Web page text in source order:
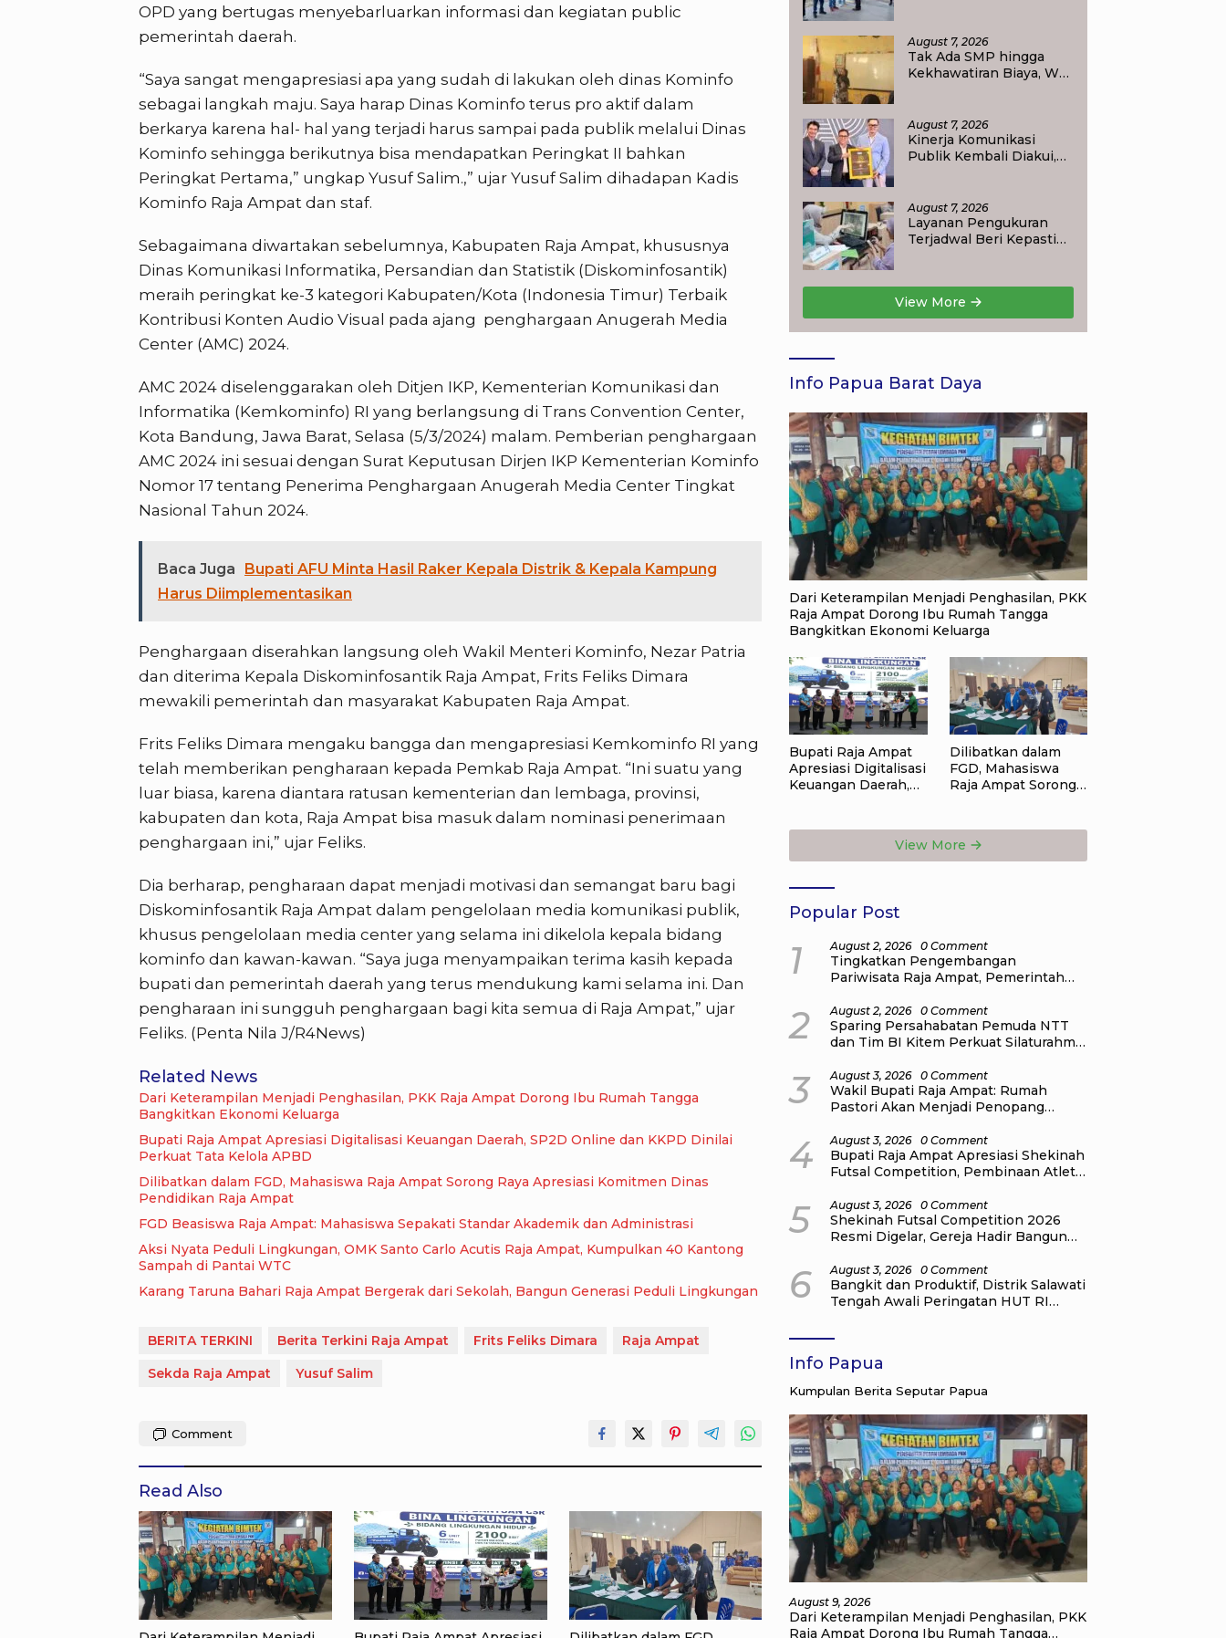
OPD yang bertugas menyebarluarkan informasi dan kegiatan public
pemerintah daerah.
“Saya sangat mengapresiasi apa yang sudah di lakukan oleh dinas Kominfo
sebagai langkah maju. Saya harap Dinas Kominfo terus pro aktif dalam
berkarya karena hal- hal yang terjadi harus sampai pada publik melalui Dinas
Kominfo sehingga berikutnya bisa mendapatkan Peringkat II bahkan
Peringkat Pertama,” ungkap Yusuf Salim.,” ujar Yusuf Salim dihadapan Kadis
Kominfo Raja Ampat dan staf.
Sebagaimana diwartakan sebelumnya, Kabupaten Raja Ampat, khususnya
Dinas Komunikasi Informatika, Persandian dan Statistik (Diskominfosantik)
meraih peringkat ke-3 kategori Kabupaten/Kota (Indonesia Timur) Terbaik
Kontribusi Konten Audio Visual pada ajang penghargaan Anugerah Media
Center (AMC) 2024.
AMC 2024 diselenggarakan oleh Ditjen IKP, Kementerian Komunikasi dan
Informatika (Kemkominfo) RI yang berlangsung di Trans Convention Center,
Kota Bandung, Jawa Barat, Selasa (5/3/2024) malam. Pemberian penghargaan
AMC 2024 ini sesuai dengan Surat Keputusan Dirjen IKP Kementerian Kominfo
Nomor 17 tentang Penerima Penghargaan Anugerah Media Center Tingkat
Nasional Tahun 2024.
Baca Juga
Bupati AFU Minta Hasil Raker Kepala Distrik & Kepala Kampung
Harus Diimplementasikan
Penghargaan diserahkan langsung oleh Wakil Menteri Kominfo, Nezar Patria
dan diterima Kepala Diskominfosantik Raja Ampat, Frits Feliks Dimara
mewakili pemerintah dan masyarakat Kabupaten Raja Ampat.
Frits Feliks Dimara mengaku bangga dan mengapresiasi Kemkominfo RI yang
telah memberikan pengharaan kepada Pemkab Raja Ampat. “Ini suatu yang
luar biasa, karena diantara ratusan kementerian dan lembaga, provinsi,
kabupaten dan kota, Raja Ampat bisa masuk dalam nominasi penerimaan
penghargaan ini,” ujar Feliks.
Dia berharap, pengharaan dapat menjadi motivasi dan semangat baru bagi
Diskominfosantik Raja Ampat dalam pengelolaan media komunikasi publik,
khusus pengelolaan media center yang selama ini dikelola kepala bidang
kominfo dan kawan-kawan. “Saya juga menyampaikan terima kasih kepada
bupati dan pemerintah daerah yang terus mendukung kami selama ini. Dan
pengharaan ini sungguh penghargaan bagi kita semua di Raja Ampat,” ujar
Feliks. (Penta Nila J/R4News)
Related News
Dari Keterampilan Menjadi Penghasilan, PKK Raja Ampat Dorong Ibu Rumah Tangga
Bangkitkan Ekonomi Keluarga
Bupati Raja Ampat Apresiasi Digitalisasi Keuangan Daerah, SP2D Online dan KKPD Dinilai
Perkuat Tata Kelola APBD
Dilibatkan dalam FGD, Mahasiswa Raja Ampat Sorong Raya Apresiasi Komitmen Dinas
Pendidikan Raja Ampat
FGD Beasiswa Raja Ampat: Mahasiswa Sepakati Standar Akademik dan Administrasi
Aksi Nyata Peduli Lingkungan, OMK Santo Carlo Acutis Raja Ampat, Kumpulkan 40 Kantong
Sampah di Pantai WTC
Karang Taruna Bahari Raja Ampat Bergerak dari Sekolah, Bangun Generasi Peduli Lingkungan
BERITA TERKINI Berita Terkini Raja Ampat Frits Feliks Dimara
Raja Ampat
Sekda Raja Ampat
Yusuf Salim
Comment
Read Also
August 7, 2026
Tak Ada SMP hingga
Kekhawatiran Biaya, Wali
pada Pendidikan Anak
August 7, 2026
Kinerja Komunikasi
Publik Kembali Diakui,
Government Institutions
Award 2026
August 7, 2026
Layanan Pengukuran
Terjadwal Beri Kepastian
Ukur Tanah
View More
Info Papua Barat Daya
Dari Keterampilan Menjadi Penghasilan, PKK
Raja Ampat Dorong Ibu Rumah Tangga
Bangkitkan Ekonomi Keluarga
Bupati Raja Ampat
Apresiasi Digitalisasi
Keuangan Daerah,
Perkuat Tata Kelola
Dilibatkan dalam
FGD, Mahasiswa
Raja Ampat Sorong
Pendidikan Raja
Ampat
View More
Popular Post
1 August 2, 2026 0 Comment
Tingkatkan Pengembangan
Pariwisata Raja Ampat, Pemerintah
Pengelola Homestay di Kampung Go
Distrik Tiplol Mayalibit
2 August 2, 2026 0 Comment
Sparing Persahabatan Pemuda NTT
dan Tim BI Kitem Perkuat Silaturahmi
3 August 3, 2026 0 Comment
Wakil Bupati Raja Ampat: Rumah
Pastori Akan Menjadi Penopang
4 August 3, 2026 0 Comment
Bupati Raja Ampat Apresiasi Shekinah
Futsal Competition, Pembinaan Atlet
5 August 3, 2026 0 Comment
Shekinah Futsal Competition 2026
Resmi Digelar, Gereja Hadir Bangun
6 August 3, 2026 0 Comment
Bangkit dan Produktif, Distrik Salawati
Tengah Awali Peringatan HUT RI
Info Papua
Kumpulan Berita Seputar Papua
August 9, 2026
Dari Keterampilan Menjadi Penghasilan, PKK
Raja Ampat Dorong Ibu Rumah Tangga